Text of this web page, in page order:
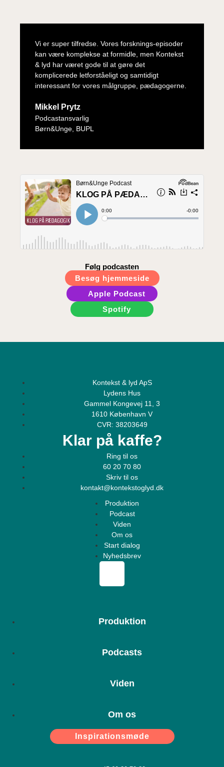
Følg podcasten
Besøg hjemmeside
Apple Podcast
Spotify
Vi er super tilfredse. Vores forsknings-episoder
kan være komplekse at formidle, men Kontekst
& lyd har været gode til at gøre det
komplicerede letforståeligt og samtidigt
interessant for vores målgruppe, pædagogerne.
Mikkel Prytz
Podcastansvarlig
Børn&Unge, BUPL
Kontekst & lyd ApS
Lydens Hus
Gammel Kongevej 11, 3
1610 København V
CVR: 38203649
Klar på kaffe?
Ring til os
60 20 70 80
Skriv til os
kontakt@kontekstoglyd.dk
Produktion
Podcast
Viden
Om os
Start dialog
Nyhedsbrev
Produktion
Podcasts
Viden
Om os
Inspirationsmøde